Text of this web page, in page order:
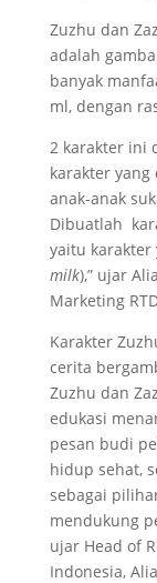
Zuzhu dan
adalah
banyak
ml, dengan
2 karakter ini
karakter yang
anak-anak
Dibuatlah
yaitu karakter
milk),” ujar
Marketing
Karakter
cerita
Zuzhu dan
edukasi
pesan budi
hidup sehat,
sebagai
mendukung
ujar Head of
Indonesia,